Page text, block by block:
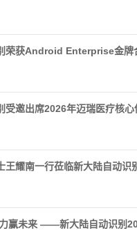
荣获Android Enterprise金牌
受邀出席2026年迈瑞医疗核
王耀南一行莅临新大陆自动识